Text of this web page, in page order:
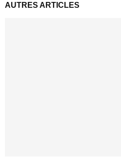
AUTRES ARTICLES